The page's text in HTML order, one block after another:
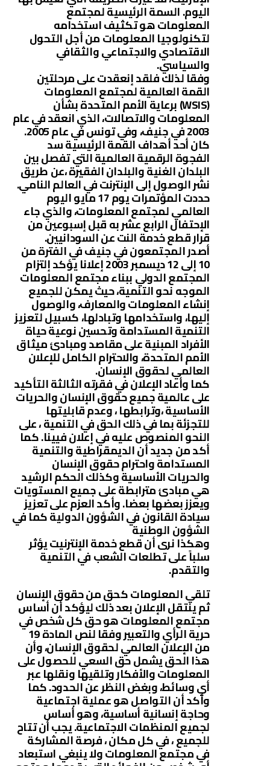
اليوم. السمة الرئيسية لمجتمع
المعلومات هو تكثيف استخدامه
لتكنولوجيا المعلومات من أجل التحول
الاقتصادي والاجتماعي والثقافي
والسياسي.
وفقا لذلك فلقد إنعقدت على مرحلتين
القمة العالمية لمجتمع المعلومات
(WSIS) برعاية الأمم المتحدة بشأن
المعلومات والاتصالات، الذي انعقد في عام
2003 في جنيف، وفي تونس في عام 2005.
كان أحد أهداف القمة الرئيسية سد
الفجوة الرقمية العالمية التي تفصل بين
البلدان الغنية والبلدان الفقيرة ،عن طريق
نشر الوصول إلى الإنترنت في العالم النامي.
حددت المؤتمرات يوم 17 مايو اليوم
العالمي لمجتمع المعلومات، والذي جاء
الإحتفال الرابع عشر به قبل إسبوعين من
قرار قطع خدمة النت عن السودانيين.
أصدر المجتمعون في جنيف في الفترة من
10 إلى 12 ديسمبر 2003 إعلانا يؤكد إلتزام
المجتمع الدولي ببناء مجتمع المعلومات
الموجه نحو التنمية، حيث يمكن للجميع
إنشاء المعلومات والمعارف، والوصول
إليها، واستخدامها وتبادلها، كسبيل لتعزيز
التنمية المستدامة وتحسين نوعية حياة
الأفراد المبنية على مقاصد ومبادئ ميثاق
الأمم المتحدة، والاحترام الكامل للإعلان
العالمي لحقوق الإنسان.
كما وأعاد الإعلان في فقرته الثالثة التأكيد
على عالمية جميع حقوق الإنسان والحريات
الأساسية ،وترابطها ، وعدم قابليتها
للتجزئة بما في ذلك الحق في التنمية ، على
النحو المنصوص عليه في إعلان فيينا. كما
أكد من جديد أن الديمقراطية والتنمية
المستدامة واحترام حقوق الإنسان
والحريات الأساسية وكذلك الحكم الرشيد
هي مبادئ مترابطة على جميع المستويات
ويعزز بعضها بعضا. وأكد العزم على تعزيز
سيادة القانون في الشؤون الدولية كما في
الشؤون الوطنية
وهكذا نرى أن قطع خدمة الإنترنيت يؤثر
سلباً على تطلعات الشعب في التنمية
والتقدم.
تلقي المعلومات كحق من حقوق الإنسان
ثم ينتقل الإعلان بعد ذلك ليؤكد أن أساس
مجتمع المعلومات هو حق كل شخص في
حرية الرأي والتعبير وفقا لنص المادة 19
من الإعلان العالمي لحقوق الإنسان، وأن
هذا الحق يشمل حق السعي للحصول على
المعلومات والأفكار وتلقيها ونقلها عبر
أي وسائط، وبغض النظر عن الحدود. كما
وأكد أن التواصل هو عملية اجتماعية
وحاجة إنسانية أساسية، وهو أساس
لجميع المنظمات الاجتماعية. يجب أن تتاح
للجميع ، في كل مكان ، فرصة المشاركة
في مجتمع المعلومات ولا ينبغي استبعاد